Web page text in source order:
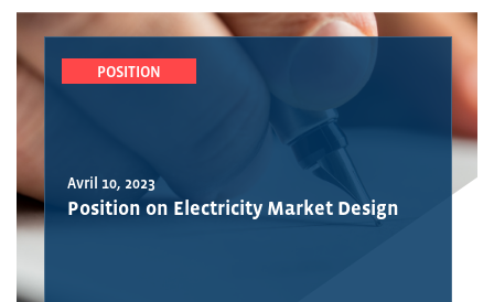
POSITION
Avril 10, 2023
Position on Electricity Market Design